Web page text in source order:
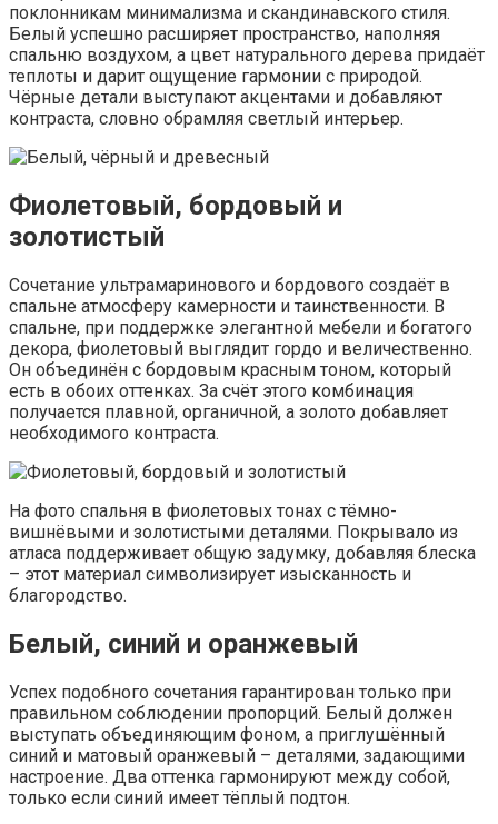
поклонникам минимализма и скандинавского стиля.
Белый успешно расширяет пространство, наполняя
спальню воздухом, а цвет натурального дерева придаёт
теплоты и дарит ощущение гармонии с природой.
Чёрные детали выступают акцентами и добавляют
контраста, словно обрамляя светлый интерьер.
Фиолетовый, бордовый и
золотистый
Сочетание ультрамаринового и бордового создаёт в
спальне атмосферу камерности и таинственности. В
спальне, при поддержке элегантной мебели и богатого
декора, фиолетовый выглядит гордо и величественно.
Он объединён с бордовым красным тоном, который
есть в обоих оттенках. За счёт этого комбинация
получается плавной, органичной, а золото добавляет
необходимого контраста.
На фото спальня в фиолетовых тонах с тёмно-
вишнёвыми и золотистыми деталями. Покрывало из
атласа поддерживает общую задумку, добавляя блеска
– этот материал символизирует изысканность и
благородство.
Белый, синий и оранжевый
Успех подобного сочетания гарантирован только при
правильном соблюдении пропорций. Белый должен
выступать объединяющим фоном, а приглушённый
синий и матовый оранжевый – деталями, задающими
настроение. Два оттенка гармонируют между собой,
только если синий имеет тёплый подтон.